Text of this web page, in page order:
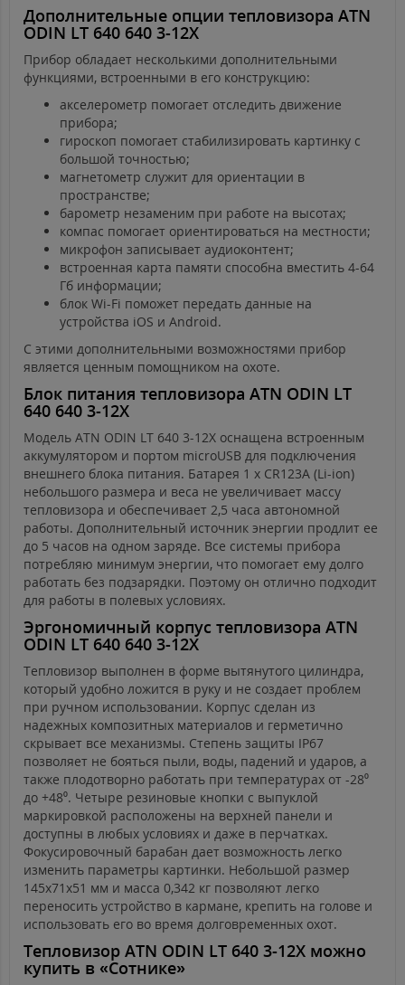
Дополнительные опции тепловизора ATN
ODIN LT 640 640 3-12X
Прибор обладает несколькими дополнительными
функциями, встроенными в его конструкцию:
акселерометр помогает отследить движение
прибора;
гироскоп помогает стабилизировать картинку с
большой точностью;
магнетометр служит для ориентации в
пространстве;
барометр незаменим при работе на высотах;
компас помогает ориентироваться на местности;
микрофон записывает аудиоконтент;
встроенная карта памяти способна вместить 4-64
Гб информации;
блок Wi-Fi поможет передать данные на
устройства iOS и Android.
С этими дополнительными возможностями прибор
является ценным помощником на охоте.
Блок питания тепловизора ATN ODIN LT
640 640 3-12X
Модель ATN ODIN LT 640 3-12X оснащена встроенным
аккумулятором и портом microUSB для подключения
внешнего блока питания. Батарея 1 x CR123A (Li-ion)
небольшого размера и веса не увеличивает массу
тепловизора и обеспечивает 2,5 часа автономной
работы. Дополнительный источник энергии продлит ее
до 5 часов на одном заряде. Все системы прибора
потребляю минимум энергии, что помогает ему долго
работать без подзарядки. Поэтому он отлично подходит
для работы в полевых условиях.
Эргономичный корпус тепловизора ATN
ODIN LT 640 640 3-12X
Тепловизор выполнен в форме вытянутого цилиндра,
который удобно ложится в руку и не создает проблем
при ручном использовании. Корпус сделан из
надежных композитных материалов и герметично
скрывает все механизмы. Степень защиты IP67
позволяет не бояться пыли, воды, падений и ударов, а
также плодотворно работать при температурах от -28⁰
до +48⁰. Четыре резиновые кнопки с выпуклой
маркировкой расположены на верхней панели и
доступны в любых условиях и даже в перчатках.
Фокусировочный барабан дает возможность легко
изменить параметры картинки. Небольшой размер
145х71х51 мм и масса 0,342 кг позволяют легко
переносить устройство в кармане, крепить на голове и
использовать его во время долговременных охот.
Тепловизор ATN ODIN LT 640 3-12X можно
купить в «Сотнике»